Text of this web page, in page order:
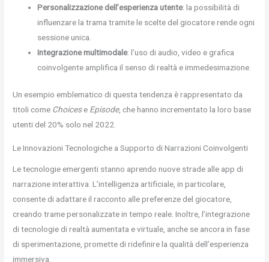
Personalizzazione dell’esperienza utente: la possibilità di
influenzare la trama tramite le scelte del giocatore rende ogni
sessione unica.
Integrazione multimodale: l’uso di audio, video e grafica
coinvolgente amplifica il senso di realtà e immedesimazione.
Un esempio emblematico di questa tendenza è rappresentato da
titoli come Choicese Episode, che hanno incrementato la loro base
utenti del 20% solo nel 2022.
Le Innovazioni Tecnologiche a Supporto di Narrazioni Coinvolgenti
Le tecnologie emergenti stanno aprendo nuove strade alle app di
narrazione interattiva. L’intelligenza artificiale, in particolare,
consente di adattare il racconto alle preferenze del giocatore,
creando trame personalizzate in tempo reale. Inoltre, l’integrazione
di tecnologie di realtà aumentata e virtuale, anche se ancora in fase
di sperimentazione, promette di ridefinire la qualità dell’esperienza
immersiva.